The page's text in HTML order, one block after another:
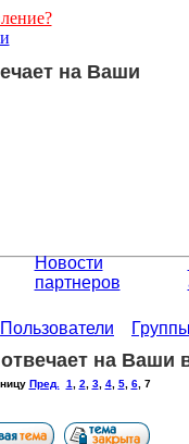
на Ваши
Новости
партнеров
Пользователи
на Ваши
Пред. 1 2 3, 4, 5, 6, 7